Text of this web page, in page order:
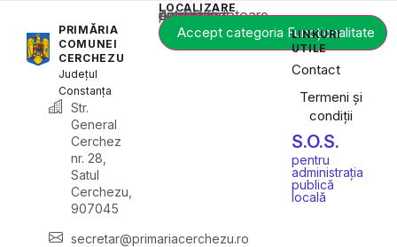
PRIMĂRIA
COMUNEI
CERCHEZU
Județul
Constanța
Str.
General
Cerchez
nr. 28,
Satul
Cerchezu,
907045
secretar@primariacerchezu.ro
LOCALIZARE
Acest conținut este blocat până când acceptați categoria corespunzătoare de cookie-uri.
Accept categoria Funcționalitate
LINKURI
UTILE
Contact
Termeni și
condiții
S.O.S.
pentru
administrația
publică
locală